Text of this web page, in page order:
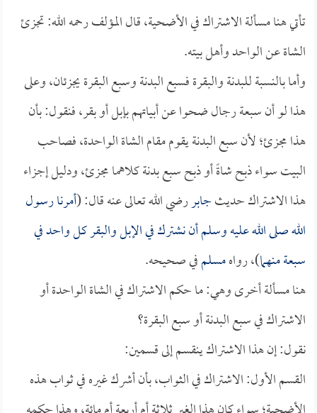
تأتي هنا مسألة الاشتراك في الأضحية، قال المؤلف رحمه الله: تجزئ
الشاة عن الواحد وأهل بيته.
وأما بالنسبة للبدنة والبقرة فسبع البدنة وسبع البقرة يجزئان، وعلى
هذا لو أن سبعة رجال ضحوا عن أبياتهم بإبل أو بقر، فنقول: بأن
هذا مجزئ؛ لأن سبع البدنة يقوم مقام الشاة الواحدة، فصاحب
البيت سواء ذبح شاةً أو ذبح سبع بدنة كلاهما مجزئ، ودليل إجزاء
هذا الاشتراك حديثجابررضي الله تعالى عنه قال: (أمرنا رسول
الله صلى الله عليه وسلم أن نشترك في الإبل والبقر كل واحد في
سبعة منهما)، رواهمسلمفي صحيحه.
هنا مسألة أخرى وهي: ما حكم الاشتراك في الشاة الواحدة أو
الاشتراك في سبع البدنة أو سبع البقرة؟
نقول: إن هذا الاشتراك ينقسم إلى قسمين:
القسم الأول: الاشتراك في الثواب، بأن أشرك غيره في ثواب هذه